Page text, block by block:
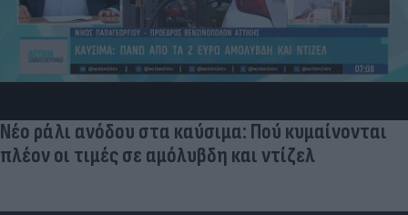
Νέο ράλι ανόδου στα καύσιμα: Πού κυμαίνονται
πλέον οι τιμές σε αμόλυβδη και ντίζελ